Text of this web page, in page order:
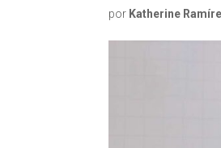
por Katherine